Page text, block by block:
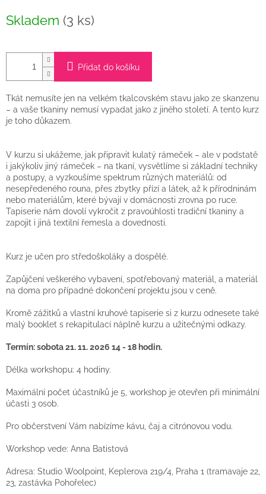
cena:
Skladem (3 ks)
Přidat do košíku
Tkát nemusíte jen na velkém tkalcovském stavu jako ze skanzenu
– a vaše tkaniny nemusí vypadat jako z jiného století. A tento kurz
je toho důkazem.
V kurzu si ukážeme, jak připravit kulatý rámeček – ale v podstatě
i jakýkoliv jiný rámeček – na tkaní, vysvětlíme si základní techniky
a postupy, a vyzkoušíme spektrum různých materiálů: od
nesepředeného rouna, přes zbytky přízí a látek, až k přírodninám
nebo materiálům, které bývají v domácnosti zrovna po ruce.
Tapiserie nám dovolí vykročit z pravoúhlosti tradiční tkaniny a
zapojit i jiná textilní řemesla a dovednosti.
Kurz je učen pro středoškoláky a dospělé.
Zapůjčení veškerého vybavení, spotřebovaný materiál, a materiál
na doma pro případné dokončení projektu jsou v ceně.
Kromě zážitků a vlastní kruhové tapiserie si z kurzu odnesete také
malý booklet s rekapitulací náplně kurzu a užitečnými odkazy.
Termín: sobota 21. 11. 2026 14 - 18 hodin.
Délka workshopu: 4 hodiny.
Maximální počet účastníků je 5, workshop je otevřen při minimální
účasti 3 osob.
Pro občerstvení Vám nabízíme kávu, čaj a citrónovou vodu.
Workshop vede: Anna Batistová
Adresa: Studio Woolpoint, Keplerova 219/4, Praha 1 (tramavaje 22,
23, zastávka Pohořelec)